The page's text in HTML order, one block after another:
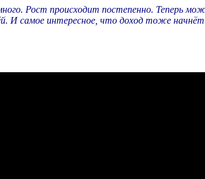
Рост происходит постепенно. Теперь
И самое интересное, что доход тоже